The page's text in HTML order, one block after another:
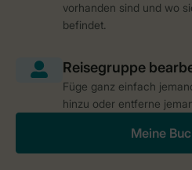
vorhanden sind und wo
befindet.
Füge ganz einfach
hinzu oder entferne
Meine